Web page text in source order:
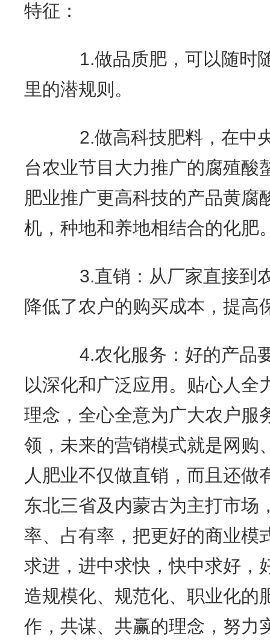
特征：
1.做品质肥，可以随时
里的潜规则。
2.做高科技肥料，在中
台农业节目大力推广的腐殖酸
肥业推广更高科技的产品黄腐
机，种地和养地相结合的化肥
3.直销：从厂家直接到
降低了农户的购买成本，提高
4.农化服务：好的产品
以深化和广泛应用。贴心人全
理念，全心全意为广大农户服
领，未来的营销模式就是网购
人肥业不仅做直销，而且还做
东北三省及内蒙古为主打市场
率、占有率，把更好的商业模
求进，进中求快，快中求好，
造规模化、规范化、职业化的
作，共谋、共赢的理念，努力